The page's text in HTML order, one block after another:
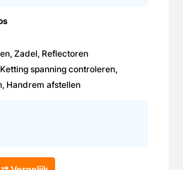
Zadel, Reflectoren
spanning controleren,
Handrem afstellen